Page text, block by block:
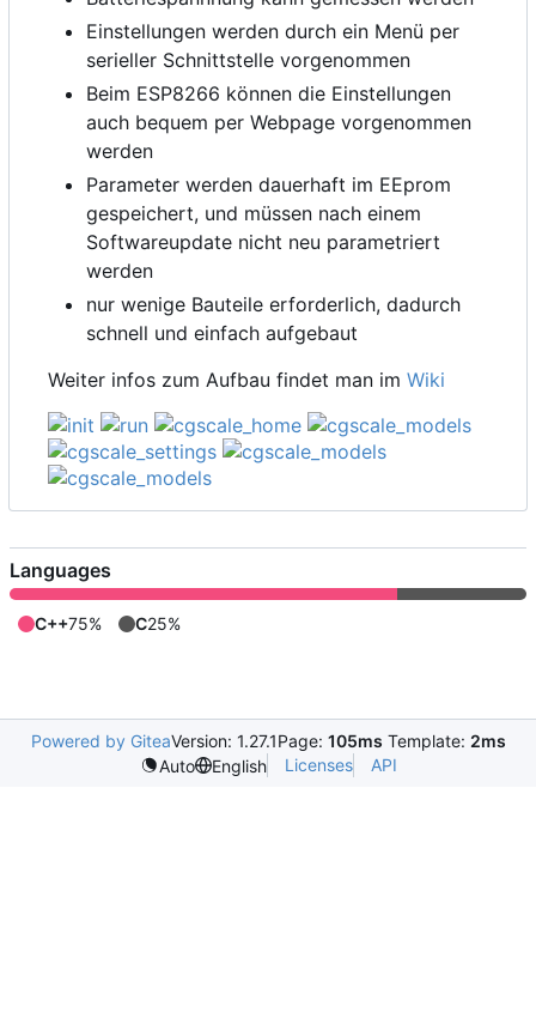
Einstellungen werden durch ein Menü per
serieller Schnittstelle vorgenommen
Beim ESP8266 können die Einstellungen
auch bequem per Webpage vorgenommen
werden
Parameter werden dauerhaft im EEprom
gespeichert, und müssen nach einem
Softwareupdate nicht neu parametriert
werden
nur wenige Bauteile erforderlich, dadurch
schnell und einfach aufgebaut
Weiter infos zum Aufbau findet man im Wiki
Languages
C++75% C25%
Powered by GiteaVersion: 1.27.1Page: 105ms Template: 2ms
Auto
English Licenses API